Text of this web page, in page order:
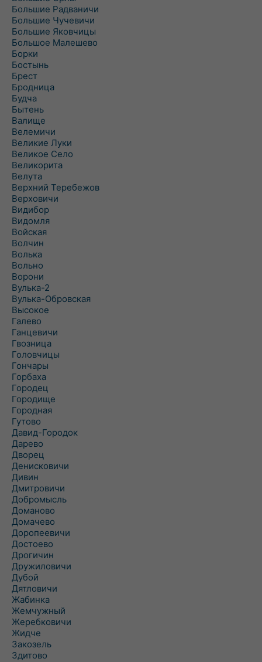
Большие Радваничи
Большие Чучевичи
Большие Яковчицы
Большое Малешево
Борки
Бостынь
Брест
Бродница
Будча
Бытень
Валище
Велемичи
Великие Луки
Великое Село
Великорита
Велута
Верхний Теребежов
Верховичи
Видибор
Видомля
Войская
Волчин
Волька
Вольно
Ворони
Вулька-2
Вулька-Обровская
Высокое
Галево
Ганцевичи
Гвозница
Головчицы
Гончары
Горбаха
Городец
Городище
Городная
Гутово
Давид-Городок
Дарево
Дворец
Денисковичи
Дивин
Дмитровичи
Добромысль
Доманово
Домачево
Доропеевичи
Достоево
Дрогичин
Дружиловичи
Дубой
Дятловичи
Жабинка
Жемчужный
Жеребковичи
Жидче
Закозель
Здитово